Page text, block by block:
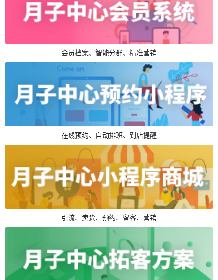
会员档案、智能分群、精准营销
在线预约、自动排班、到店提醒
引流、卖货、预约、留客、营销